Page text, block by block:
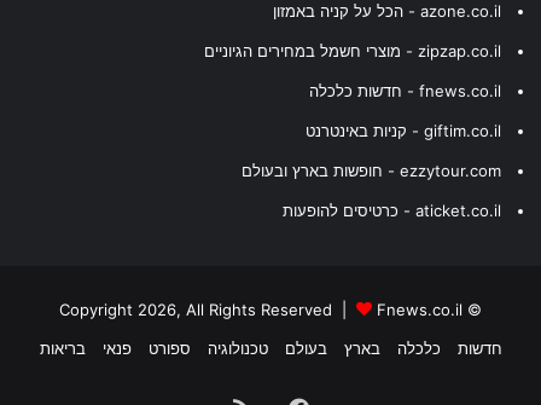
azone.co.il - הכל על קניה באמזון
zipzap.co.il - מוצרי חשמל במחירים הגיוניים
fnews.co.il - חדשות כלכלה
giftim.co.il - קניות באינטרנט
ezzytour.com - חופשות בארץ ובעולם
aticket.co.il - כרטיסים להופעות
© Copyright 2026, All Rights Reserved |
Fnews.co.il
חדשות
כלכלה בארץ בעולם טכנולוגיה ספורט פנאי בריאות